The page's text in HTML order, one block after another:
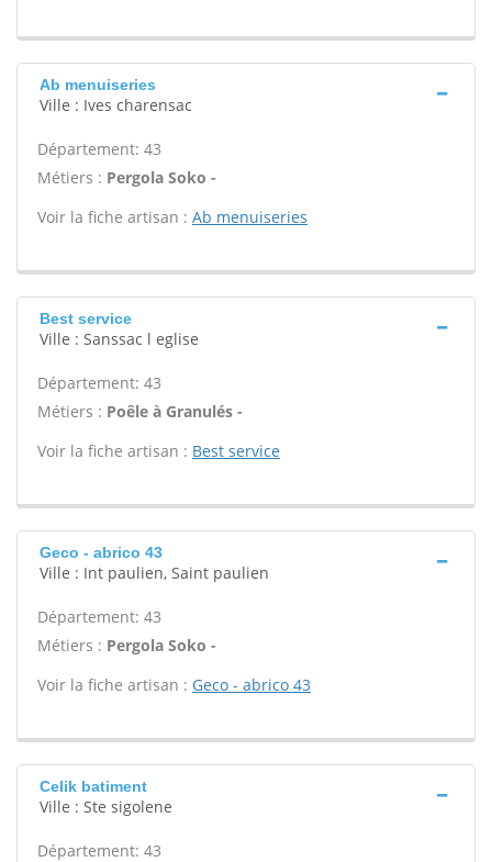
Ab menuiseries
Ville : Ives charensac
Département: 43
Métiers : Pergola Soko -
Voir la fiche artisan : Ab menuiseries
Best service
Ville : Sanssac l eglise
Département: 43
Métiers : Poêle à Granulés -
Voir la fiche artisan : Best service
Geco - abrico 43
Ville : Int paulien, Saint paulien
Département: 43
Métiers : Pergola Soko -
Voir la fiche artisan : Geco - abrico 43
Celik batiment
Ville : Ste sigolene
Département: 43